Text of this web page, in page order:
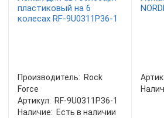
пластиковый на 6
колесах RF-9U0311P36-1
Производитель: Rock
Force
Артикул: RF-9U0311P36-1
Наличие: Есть в наличии